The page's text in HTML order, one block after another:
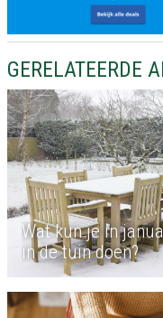
GERELATEERDE
Wat kun je in
in de tuin doen?